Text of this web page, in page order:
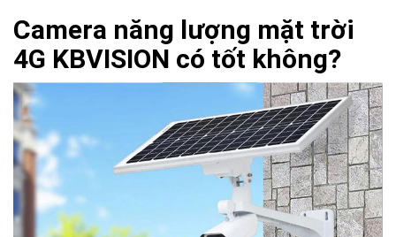
Camera năng lượng mặt trời
4G KBVISION có tốt không?